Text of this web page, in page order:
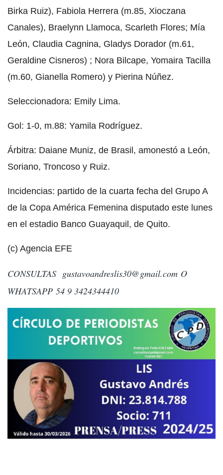
Birka Ruiz), Fabiola Herrera (m.85, Xioczana
Canales), Braelynn Llamoca, Scarleth Flores; Mía
León, Claudia Cagnina, Gladys Dorador (m.61,
Geraldine Cisneros) ; Nora Bilcape, Yomaira Tacilla
(m.60, Gianella Romero) y Pierina Núñez.
Seleccionadora: Emily Lima.
Gol: 1-0, m.88: Yamila Rodríguez.
Árbitra: Daiane Muniz, de Brasil, amonestó a León,
Soriano, Troncoso y Ruiz.
Incidencias: partido de la cuarta fecha del Grupo A
de la Copa América Femenina disputado este lunes
en el estadio Banco Guayaquil, de Quito.
(c) Agencia EFE
CONSULTAS gustavoandreslis30@gmail.com O
WHATSAPP 54 9 3424344410